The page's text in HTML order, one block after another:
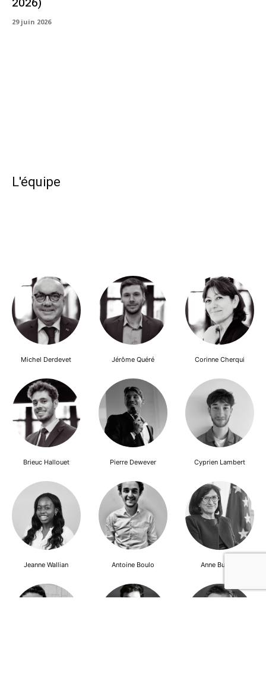
29 juin 2026
L'équipe
Michel Derdevet Jérôme Quéré Corinne Cherqui
Brieuc Hallouet Pierre Dewever Cyprien Lambert
Jeanne Wallian Antoine Boulo Anne Bucher